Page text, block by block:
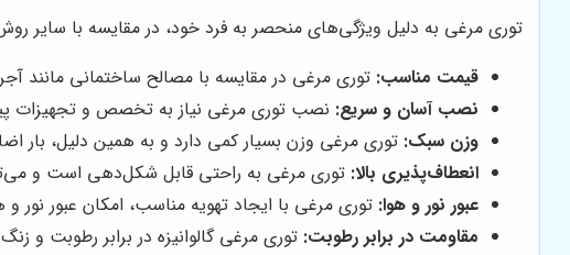
توری مرغی به دلیل ویژگی‌های منحصر به فرد خود، در مقایسه با سایر
قیمت مناسب: توری مرغی در مقایسه با مصالح ساختمانی مانند
نصب آسان و سریع: نصب توری مرغی نیاز به تخصص و تجهیزات
وزن سبک: توری مرغی وزن بسیار کمی دارد و به همین دلیل، بار
انعطاف‌پذیری بالا: توری مرغی به راحتی قابل شکل‌دهی است و
عبور نور و هوا: توری مرغی با ایجاد تهویه مناسب، امکان عبور
مقاومت در برابر رطوبت: توری مرغی گالوانیزه در برابر رطوبت و